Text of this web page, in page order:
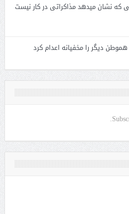
که نشان میدهد مذاکراتی در کار نیست
دیگر را مخفیانه اعدام کرد